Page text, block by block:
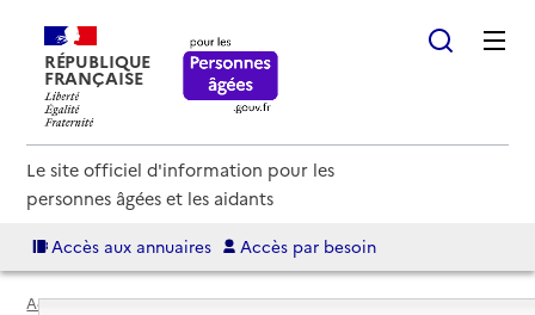
RÉPUBLIQUE
FRANÇAISE
Le site officiel d'information pour les
personnes âgées et les aidants
Accès aux annuaires Accès par besoin
Accueil
Espace annuaire